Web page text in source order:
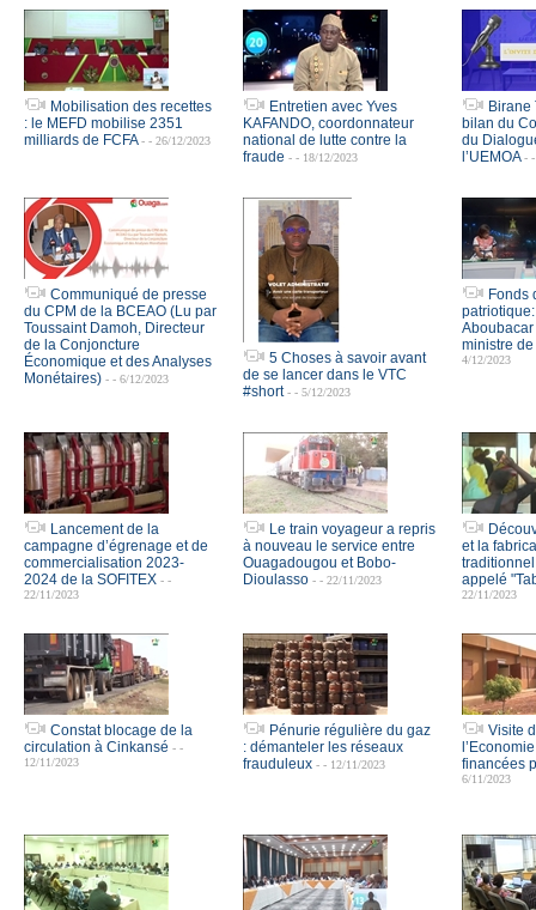
Mobilisation des recettes
: le MEFD mobilise 2351
milliards de FCFA - - 26/12/2023
Entretien avec Yves
KAFANDO, coordonnateur
national de lutte contre la
fraude - - 18/12/2023
Birane
bilan du
du
l’UEMOA -
Communiqué de presse
du CPM de la BCEAO (Lu par
Toussaint Damoh, Directeur
de la Conjoncture
Économique et des Analyses
Monétaires) - - 6/12/2023
5 Choses à savoir avant
de se lancer dans le VTC
#short - - 5/12/2023
Fonds
ministre de
4/12/2023
Lancement de la
campagne d’égrenage et de
commercialisation 2023-
2024 de la SOFITEX - -
22/11/2023
Le train voyageur a repris
à nouveau le service entre
Ouagadougou et Bobo-
Dioulasso - - 22/11/2023
et la
appelé
22/11/2023
Constat blocage de la
circulation à Cinkansé - -
12/11/2023
Pénurie régulière du gaz
: démanteler les réseaux
frauduleux - - 12/11/2023
Visite
financées
6/11/2023